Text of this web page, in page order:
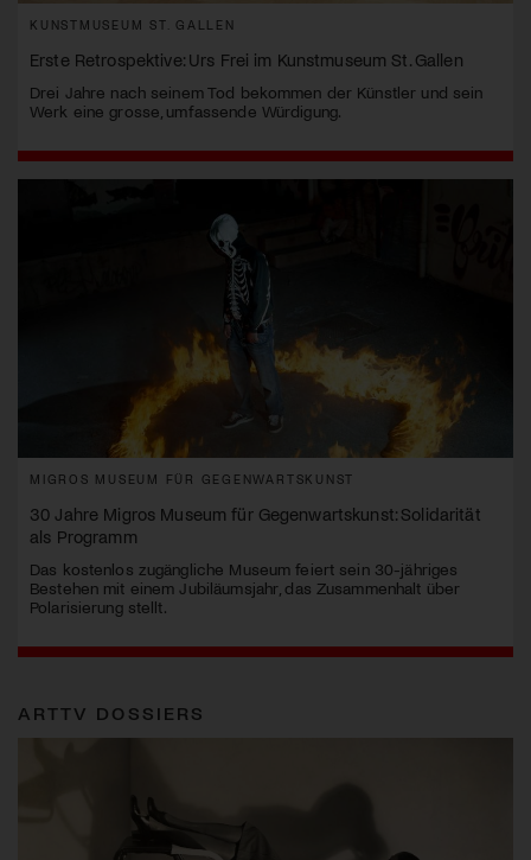
KUNSTMUSEUM ST. GALLEN
Erste Retrospektive: Urs Frei im Kunstmuseum St. Gallen
Drei Jahre nach seinem Tod bekommen der Künstler und sein
Werk eine grosse, umfassende Würdigung.
MIGROS MUSEUM FÜR GEGENWARTSKUNST
30 Jahre Migros Museum für Gegenwartskunst: Solidarität
als Programm
Das kostenlos zugängliche Museum feiert sein 30-jähriges
Bestehen mit einem Jubiläumsjahr, das Zusammenhalt über
Polarisierung stellt.
ARTTV DOSSIERS